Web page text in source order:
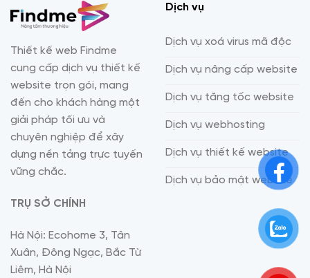
Thiết kế web Findme
cung cấp dịch vụ thiết kế
website trọn gói, mang
đến cho khách hàng một
giải pháp tối ưu và
chuyên nghiệp để xây
dựng nền tảng trực tuyến
vững chắc.
TRỤ SỞ CHÍNH
Hà Nội: Ecohome 3, Tân
Xuân, Đông Ngạc, Bắc Từ
Liêm, Hà Nội
Dịch vụ
Dịch vụ xoá virus mã độc
Dịch vụ nâng cấp website
Dịch vụ tăng tốc website
Dịch vụ webhosting
Dịch vụ thiết kế website
Dịch vụ bảo mật website